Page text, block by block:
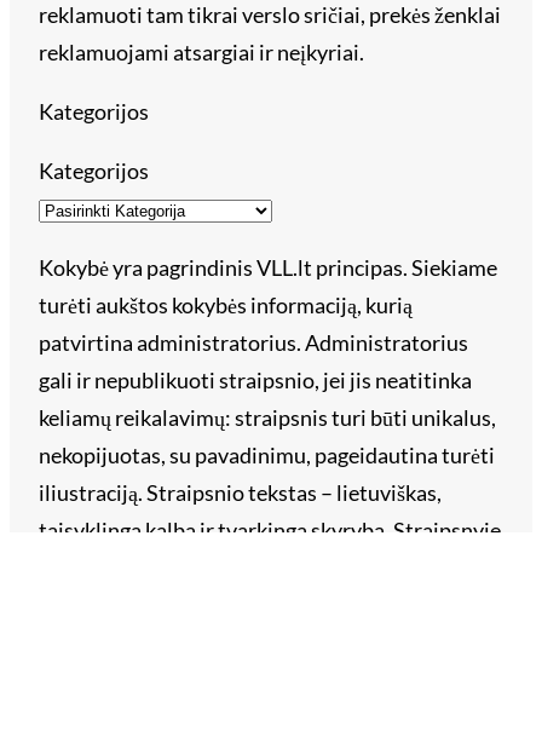
reklamuoti tam tikrai verslo sričiai, prekės ženklai
reklamuojami atsargiai ir neįkyriai.
Kategorijos
Kategorijos
Kokybė yra pagrindinis VLL.lt principas. Siekiame
turėti aukštos kokybės informaciją, kurią
patvirtina administratorius. Administratorius
gali ir nepublikuoti straipsnio, jei jis neatitinka
keliamų reikalavimų: straipsnis turi būti unikalus,
nekopijuotas, su pavadinimu, pageidautina turėti
iliustraciją. Straipsnio tekstas – lietuviškas,
taisyklinga kalba ir tvarkinga skyryba. Straipsnyje